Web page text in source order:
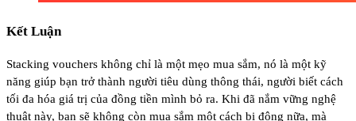
Kết Luận
Stacking vouchers không chỉ là một mẹo mua sắm, nó là một kỹ
năng giúp bạn trở thành người tiêu dùng thông thái, người biết cách
tối đa hóa giá trị của đồng tiền mình bỏ ra. Khi đã nắm vững nghệ
thuật này, bạn sẽ không còn mua sắm một cách bị động nữa, mà